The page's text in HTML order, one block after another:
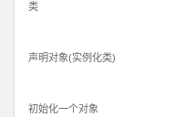
类
声明对象(实例化类)
初始化一个对象